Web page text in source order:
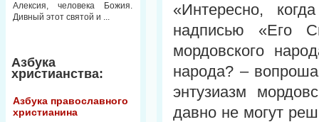
Алексия, человека Божия.
Дивный этот святой и ...
Азбука
христианства:
Азбука православного
христианина
«Интересно,
надписью «Его
мордовского
народа? –
энтузиазм
давно не могут